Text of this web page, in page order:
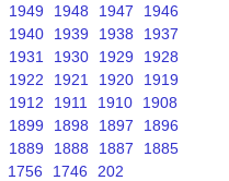
1949 1948 1947
1946
1940 1939 1938
1937
1931 1930 1929
1928
1922 1921 1920
1919
1912 1911 1910
1908
1899 1898 1897
1896
1889 1888 1887
1885
1756 1746 202